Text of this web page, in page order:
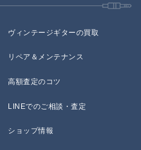
ヴィンテージギターの買取
リペア＆メンテナンス
高額査定のコツ
LINEでのご相談・査定
ショップ情報